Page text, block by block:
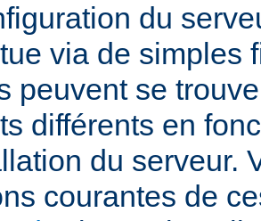
du
via de simples
peuvent se
différents en
du serveur.
courantes de